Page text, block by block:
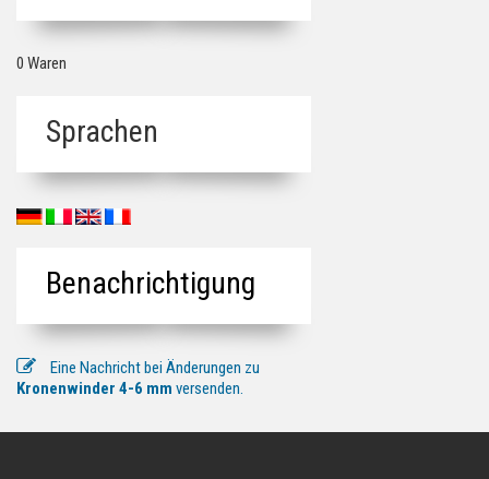
0 Waren
Sprachen
Benachrichtigung
Eine Nachricht bei Änderungen zu
Kronenwinder 4-6 mm versenden.